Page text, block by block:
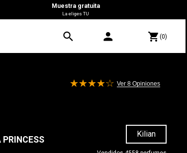
Muestra gratuita
La eliges TU
search person shopping_cart(0)
Ver 8 Opiniones
PRINCESS
Kilian